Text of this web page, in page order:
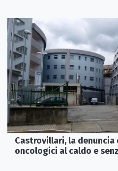
Castrovillari, la
oncologici al caldo e